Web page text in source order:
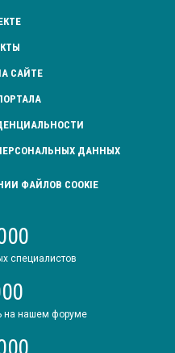
САЙТЕ
ДАННЫХ
ФАЙЛОВ COOKIE
специалистов
на нашем форуме